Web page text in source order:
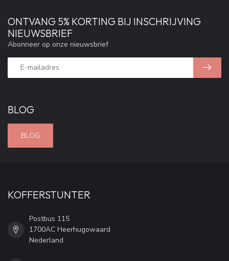
BLOG
BLOG
ONTVANG 5% KORTING BIJ INSCHRIJVING
NIEUWSBRIEF
Abonneer op onze nieuwsbrief
KOFFERSTUNTER
Postbus 115
1700AC Heerhugowaard
Nederland